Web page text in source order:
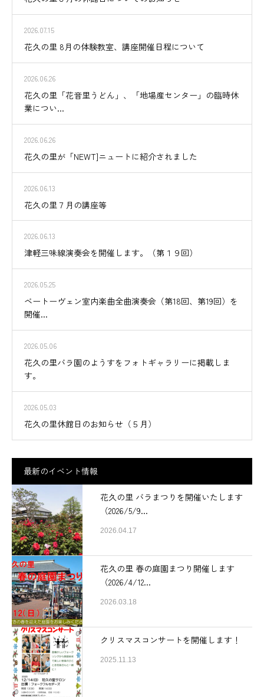
2026.07.15
花久の里 8月の体験教室、講座開催日程について
2026.06.26
花久の里「花音里うどん」、「地場産センター」の臨時休
業につい...
2026.06.26
花久の里が「NEWT]ニュートに紹介されました
2026.06.13
花久の里７月の講座等
2026.06.13
津軽三味線演奏会を開催します。（第１９回）
2026.05.25
ベートーヴェン室内楽曲全曲演奏会（第18回、第19回）を
開催...
2026.05.06
花久の里バラ園のようすをフォトギャラリーに掲載しま
す。
2026.05.03
花久の里休館日のお知らせ（５月）
最新のイベント情報
花久の里 バラまつりを開催いたします
（2026/5/9...
2026.04.17
花久の里 春の庭園まつり開催します
（2026/4/12...
2026.03.18
クリスマスコンサートを開催します！
2025.11.13